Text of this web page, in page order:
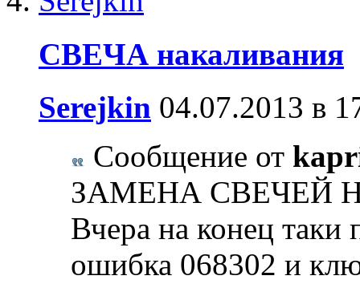
СВЕЧА накаливания
Serejkin 04.07.2013 в
Сообщение от
ЗАМЕНА СВЕЧЕЙ
Вчера на конец таки
ошибка 068302 и